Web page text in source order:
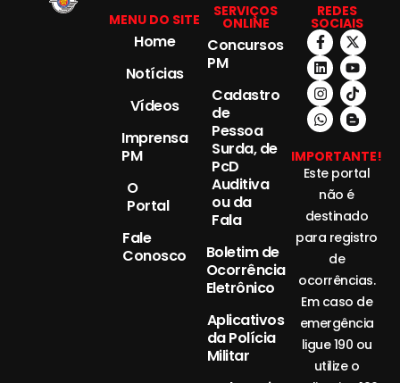
MENU DO SITE
Home
Notícias
Vídeos
Imprensa
PM
O
Portal
Fale
Conosco
SERVIÇOS
ONLINE
Concursos
PM
Cadastro
de
Pessoa
Surda, de
PcD
Auditiva
ou da
Fala
Boletim de
Ocorrência
Eletrônico
Aplicativos
da Polícia
Militar
REDES
SOCIAIS
IMPORTANTE!
Este portal
não é
destinado
para registro
de
ocorrências.
Em caso de
emergência
ligue 190 ou
utilize o